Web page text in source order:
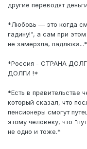
другие переводят
*Любовь — это когда
гадину!", а сам при
не замерзла, падлюка...*
*Россия - СТРАНА
ДОЛГИ !*
*Есть в правительстве
который сказал, что
пенсионеры смогут
этому человеку, что
не одно и тоже.*